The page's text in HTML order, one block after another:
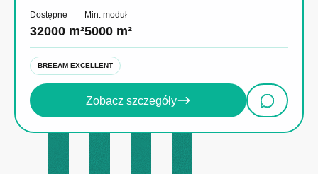
Dostępne
32000 m²
Min. moduł
5000 m²
BREEAM EXCELLENT
Zobacz szczegóły